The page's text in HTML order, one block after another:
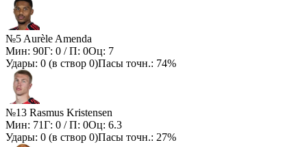
№5 Aurèle Amenda
Мин: 90Г: 0 / П: 0Оц: 7
Удары: 0 (в створ 0)Пасы точн.: 74%
№13 Rasmus Kristensen
Мин: 71Г: 0 / П: 0Оц: 6.3
Удары: 0 (в створ 0)Пасы точн.: 27%